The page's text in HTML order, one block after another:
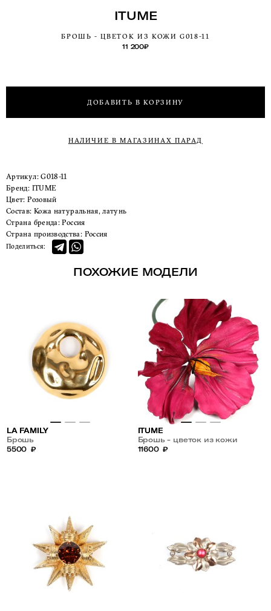
ITUME
БРОШЬ - ЦВЕТОК ИЗ КОЖИ G018-11
11 200₽
ДОБАВИТЬ В КОРЗИНУ
НАЛИЧИЕ В МАГАЗИНАХ ПАРАД
Артикул:G018-11
Бренд: ITUME
Цвет:
Розовый
Состав: Кожа натуральная, латунь
Страна бренда: Россия
Страна производства: Россия
Поделиться:
ПОХОЖИЕ МОДЕЛИ
LA FAMILY
Брошь
5500 ₽
ITUME
Брошь - цветок из кожи
11600 ₽